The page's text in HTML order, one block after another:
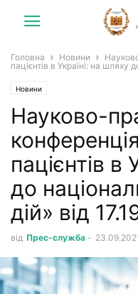
Головна Новини
пацієнтів в Україні: на шляху
Новини
Науково-
пацієнтів в
до
дій» від
від Прес-служба -